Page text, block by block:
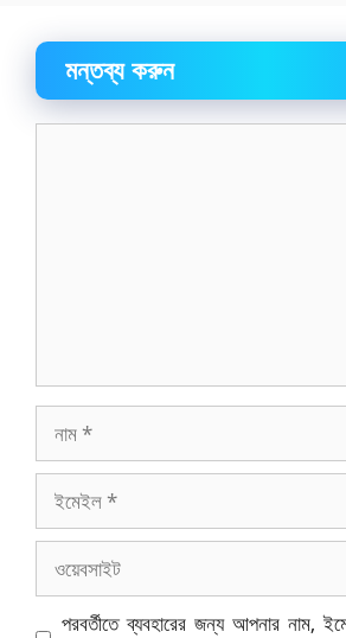
মন্তব্য করুন
ইমেইল
পরবর্তীতে ব্যবহারের জন্য আপনার নাম,